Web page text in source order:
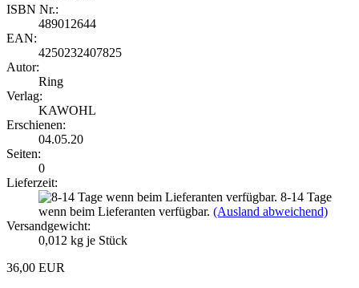
ISBN Nr.:
489012644
EAN:
4250232407825
Autor:
Ring
Verlag:
KAWOHL
Erschienen:
04.05.20
Seiten:
0
Lieferzeit:
8-14 Tage
wenn beim Lieferanten verfügbar. (Ausland abweichend)
Versandgewicht:
0,012 kg je Stück
36,00 EUR